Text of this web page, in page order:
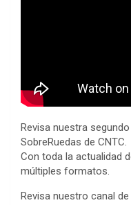
Revisa nuestra
SobreRuedas de CNTC.
Con toda la actualidad
múltiples formatos.
Revisa nuestro canal